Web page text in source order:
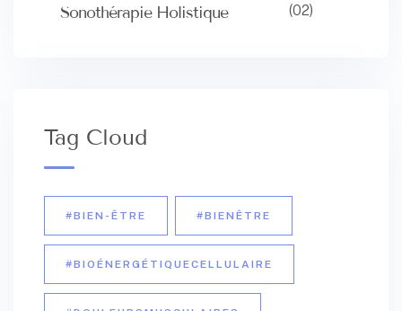
Sonothérapie Holistique (02)
Tag Cloud
#BIEN-ÊTRE #BIENÊTRE
#BIOÉNERGÉTIQUECELLULAIRE